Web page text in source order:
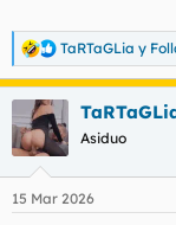
R
e
a
c
i
e
TaRTaGLia y
Asiduo
15 Mar 2026